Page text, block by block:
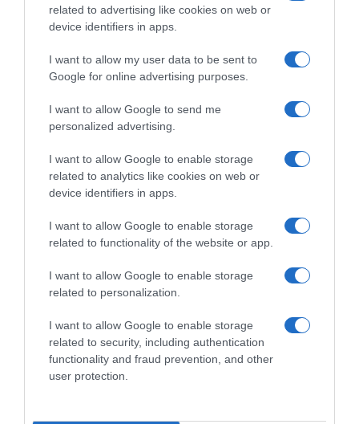
related to advertising like cookies on web or
device identifiers in apps.
I want to allow my user data to be sent to
Google for online advertising purposes.
I want to allow Google to send me
personalized advertising.
I want to allow Google to enable storage
related to analytics like cookies on web or
device identifiers in apps.
I want to allow Google to enable storage
related to functionality of the website or app.
I want to allow Google to enable storage
related to personalization.
I want to allow Google to enable storage
related to security, including authentication
functionality and fraud prevention, and other
user protection.
PRAZERES
Netflix apresenta trailer oficial de 'Berlim e a
Dama com Arminho'
6 Mai 17:05